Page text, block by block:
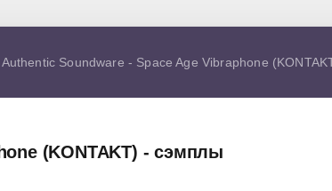
Soundware - Space Age Vibraphone
(KONTAKT) - сэмплы